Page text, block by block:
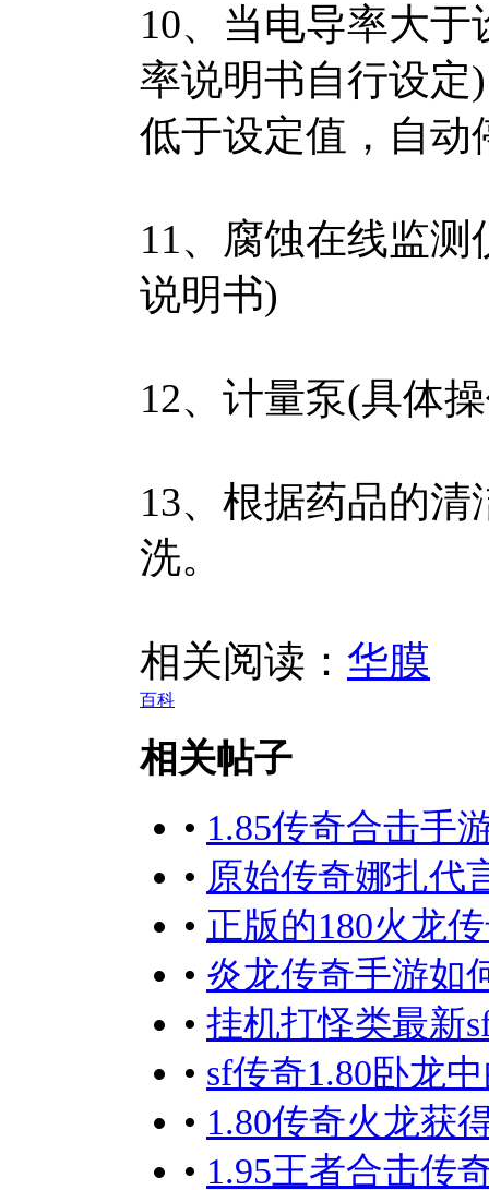
10、当电导率大
率说明书自行设定
低于设定值，自动
11、腐蚀在线监
说明书)
12、计量泵(具体
13、根据药品的
洗。
相关阅读： 华膜
百科
相关帖子
• 1.85传奇合击手
• 原始传奇娜扎代
• 正版的180火龙
• 炎龙传奇手游如
• 挂机打怪类最新
• sf传奇1.80卧龙
• 1.80传奇火龙获
• 1.95王者合击传